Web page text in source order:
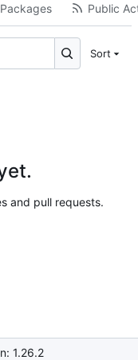
Packages Public
Sort
and pull requests.
1.26.2